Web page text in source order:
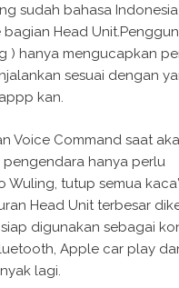
sudah bahasa
Head
) hanya mengucapkan
sesuai dengan
kan.
Voice Command saat
hanya perlu
Wuling, tutup semua
Head Unit terbesar
digunakan sebagai
Apple car play
lagi.